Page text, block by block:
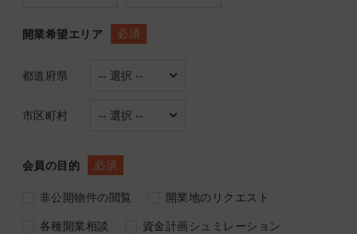
開業希望エリア 必須
都道府県
市区町村
会員の目的 必須
非公開物件の閲覧 開業地のリクエスト
各種開業相談 資金計画シュミレーション